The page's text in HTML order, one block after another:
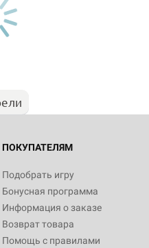
ПОКУПАТЕЛЯМ
Подобрать игру
Бонусная программа
Информация о заказе
Возврат товара
Помощь с правилами